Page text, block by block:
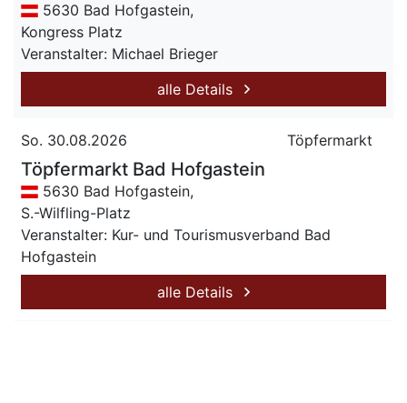
5630 Bad Hofgastein,
Kongress Platz
Veranstalter: Michael Brieger
alle Details
So. 30.08.2026 Töpfermarkt
Töpfermarkt Bad Hofgastein
5630 Bad Hofgastein,
S.-Wilfling-Platz
Veranstalter: Kur- und Tourismusverband Bad
Hofgastein
alle Details